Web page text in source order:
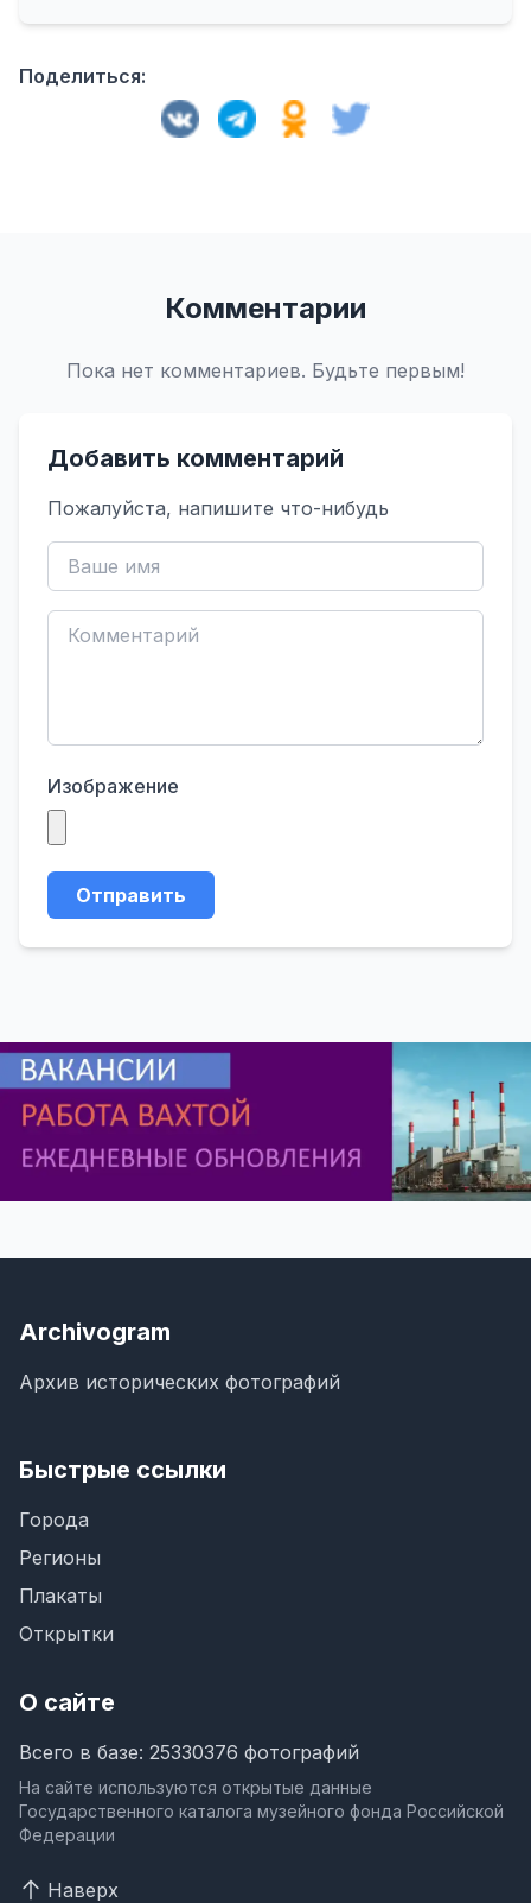
Поделиться:
Комментарии
Пока нет комментариев. Будьте первым!
Добавить комментарий
Пожалуйста, напишите что-нибудь
Изображение
Отправить
Archivogram
Архив исторических фотографий
Быстрые ссылки
Города
Регионы
Плакаты
Открытки
О сайте
Всего в базе: 25330376 фотографий
На сайте используются открытые данные
Государственного каталога музейного фонда Российской
Федерации
Наверх